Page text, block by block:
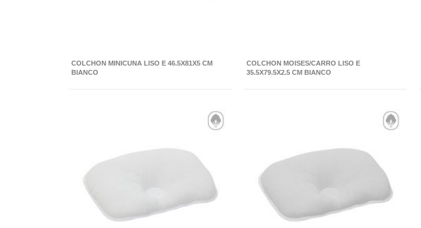
COLCHON MINICUNA LISO E 46.5X81X5 CM
BIANCO
COLCHON MOISES/CARRO LISO E
35.5X79.5X2.5 CM BIANCO